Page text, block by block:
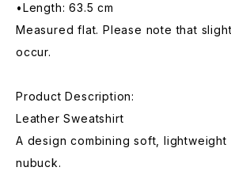
•Length: 63.5 cm
Measured flat. Please note that
occur.
Product Description:
Leather Sweatshirt
A design combining soft, lightweight
nubuck.